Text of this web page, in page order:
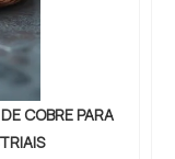
COBRE PARA